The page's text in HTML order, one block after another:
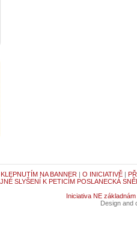
NA BANNER | O INICIATIVĚ|
SLYŠENÍ K PETICÍM POSLANECKÁ
Iniciativa NE základnám
Design and